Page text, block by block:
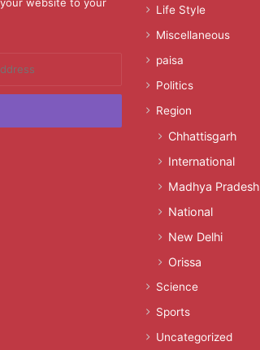
Life Style
Miscellaneous
paisa
Politics
Region
Chhattisgarh
International
Madhya Pradesh
National
New Delhi
Orissa
Science
Sports
Uncategorized